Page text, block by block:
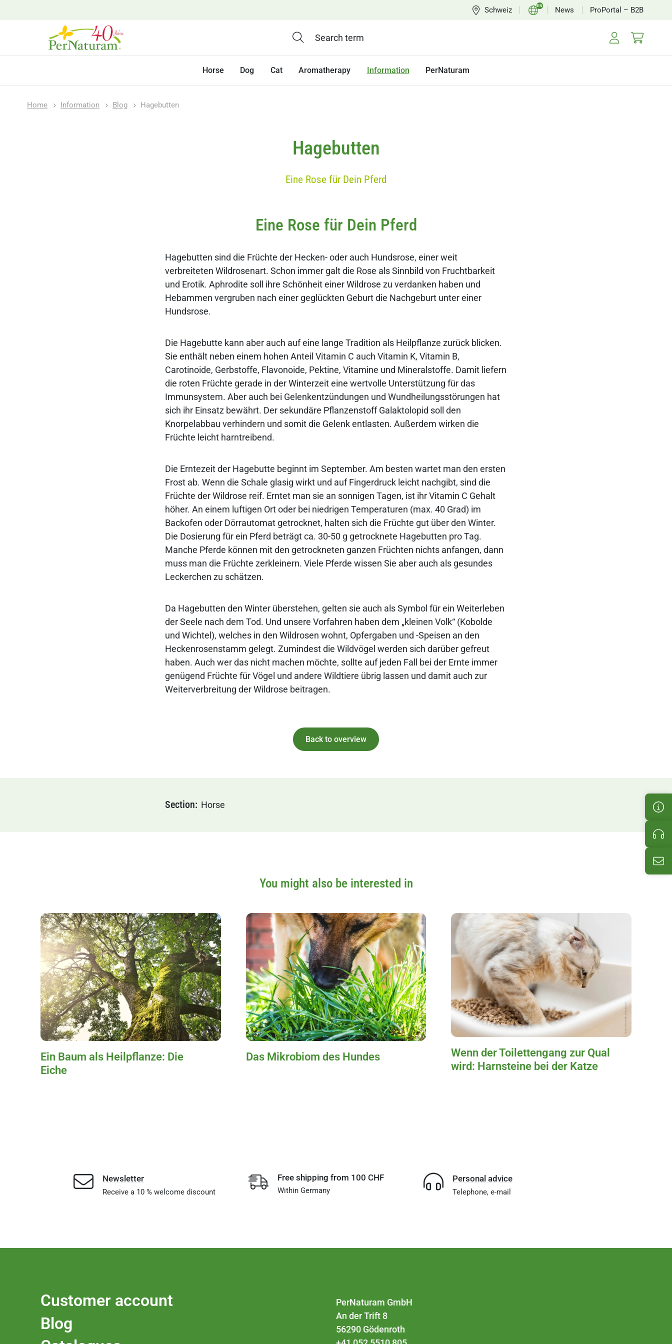
Schweiz EN News ProPortal – B2B
Horse Dog Cat Aromatherapy Information PerNaturam
Home Information Blog Hagebutten
Hagebutten
Eine Rose für Dein Pferd
Eine Rose für Dein Pferd
Hagebutten sind die Früchte der Hecken- oder auch Hundsrose, einer weit
verbreiteten Wildrosenart. Schon immer galt die Rose als Sinnbild von Fruchtbarkeit
und Erotik. Aphrodite soll ihre Schönheit einer Wildrose zu verdanken haben und
Hebammen vergruben nach einer geglückten Geburt die Nachgeburt unter einer
Hundsrose.
Die Hagebutte kann aber auch auf eine lange Tradition als Heilpflanze zurück blicken.
Sie enthält neben einem hohen Anteil Vitamin C auch Vitamin K, Vitamin B,
Carotinoide, Gerbstoffe, Flavonoide, Pektine, Vitamine und Mineralstoffe. Damit liefern
die roten Früchte gerade in der Winterzeit eine wertvolle Unterstützung für das
Immunsystem. Aber auch bei Gelenkentzündungen und Wundheilungsstörungen hat
sich ihr Einsatz bewährt. Der sekundäre Pflanzenstoff Galaktolopid soll den
Knorpelabbau verhindern und somit die Gelenk entlasten. Außerdem wirken die
Früchte leicht harntreibend.
Die Erntezeit der Hagebutte beginnt im September. Am besten wartet man den ersten
Frost ab. Wenn die Schale glasig wirkt und auf Fingerdruck leicht nachgibt, sind die
Früchte der Wildrose reif. Erntet man sie an sonnigen Tagen, ist ihr Vitamin C Gehalt
höher. An einem luftigen Ort oder bei niedrigen Temperaturen (max. 40 Grad) im
Backofen oder Dörrautomat getrocknet, halten sich die Früchte gut über den Winter.
Die Dosierung für ein Pferd beträgt ca. 30-50 g getrocknete Hagebutten pro Tag.
Manche Pferde können mit den getrockneten ganzen Früchten nichts anfangen, dann
muss man die Früchte zerkleinern. Viele Pferde wissen Sie aber auch als gesundes
Leckerchen zu schätzen.
Da Hagebutten den Winter überstehen, gelten sie auch als Symbol für ein Weiterleben
der Seele nach dem Tod. Und unsere Vorfahren haben dem „kleinen Volk“ (Kobolde
und Wichtel), welches in den Wildrosen wohnt, Opfergaben und -Speisen an den
Heckenrosenstamm gelegt. Zumindest die Wildvögel werden sich darüber gefreut
haben. Auch wer das nicht machen möchte, sollte auf jeden Fall bei der Ernte immer
genügend Früchte für Vögel und andere Wildtiere übrig lassen und damit auch zur
Weiterverbreitung der Wildrose beitragen.
Section Horse
You might also be interested in
Ein Baum als Heilpflanze: Die
Eiche
Das Mikrobiom des Hundes
Wenn der Toilettengang zur Qual
wird: Harnsteine bei der Katze
Back to overview
Newsletter
Receive a 10 % welcome discount
Free shipping from 100 CHF
Within Germany
Personal advice
Telephone, e-mail
Customer account
Blog
PerNaturam GmbH
An der Trift 8
56290 Gödenroth